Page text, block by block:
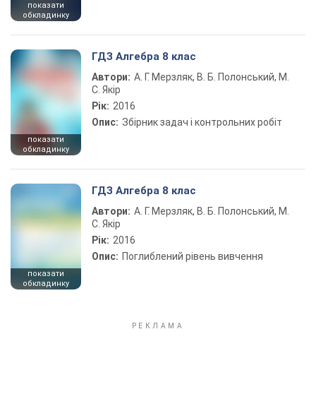
показати
обкладинку
показати
обкладинку
ГДЗ Алгебра 8 клас
Автори: А. Г. Мерзляк, В. Б. Полонський, М.
С. Якір
Рік: 2016
Опис: Збірник задач і контрольних робіт
показати
обкладинку
ГДЗ Алгебра 8 клас
Автори: А. Г. Мерзляк, В. Б. Полонський, М.
С. Якір
Рік: 2016
Опис: Поглиблений рівень вивчення